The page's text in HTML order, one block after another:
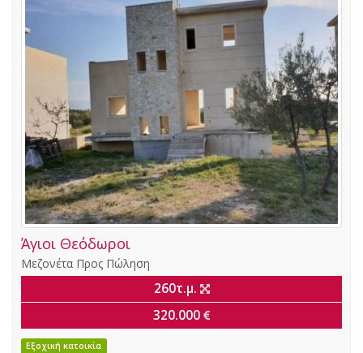
Άγιοι Θεόδωροι
Μεζονέτα Προς Πώληση
260τ.μ.
320.000
Εξοχική κατοικία